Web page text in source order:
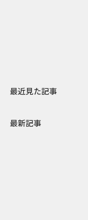
最近見た記事
最新記事